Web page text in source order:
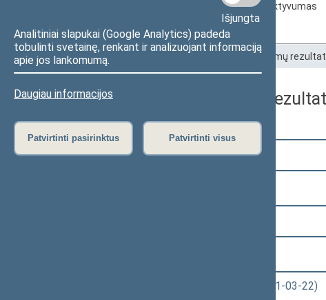
Išjungta
Analitiniai slapukai (Google Analytics) padeda
tobulinti svetainę, renkant ir analizuojant informaciją
apie jos lankomumą.
Daugiau informacijos
Patvirtinti pasirinktus Patvirtinti visus
Seimo narių aktyvumas
Seimo narių balsavimų rezultatai
Pradžia Seimo narių balsavimų
Seimo narių balsavimų
Pasirinkite kadenciją:
2008–2012 metų kadencija
Seimo vakarinis posėdis Nr. 301 (2011-03-22)